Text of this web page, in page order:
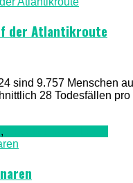
der Atlantikroute
sind 9.757 Menschen
28 Todesfällen
,